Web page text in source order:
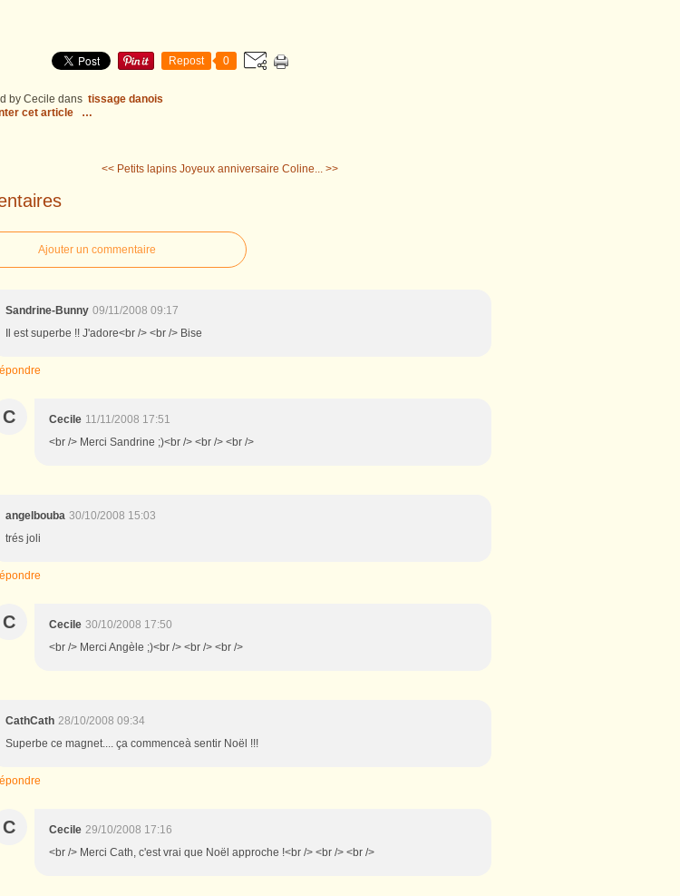
Repost 0
by Cecile dans tissage danois
cet article
…
<< Petits lapins Joyeux anniversaire Coline... >>
Ajouter un commentaire
Sandrine-Bunny 09/11/2008 09:17
Il est superbe !! J'adore<br /> <br /> Bise
C Cecile 11/11/2008 17:51
<br /> Merci Sandrine ;)<br /> <br /> <br />
angelbouba 30/10/2008 15:03
trés joli
C Cecile 30/10/2008 17:50
<br /> Merci Angèle ;)<br /> <br /> <br />
CathCath 28/10/2008 09:34
Superbe ce magnet.... ça commenceà sentir Noël !!!
C Cecile 29/10/2008 17:16
<br /> Merci Cath, c'est vrai que Noël approche !<br /> <br /> <br />